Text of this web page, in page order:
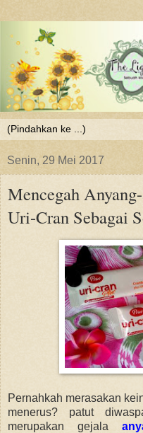
Senin, 29 Mei 2017
Mencegah
Uri-Cran Sebagai
Pernahkah merasakan
menerus? patut
merupakan gejala